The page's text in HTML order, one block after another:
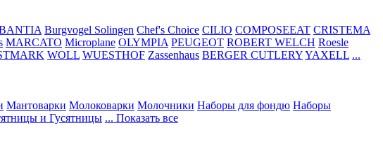
Burgvogel Solingen Chef's Choice CILIO COMPOSEEAT CRISTEMA
MARCATO Microplane OLYMPIA PEUGEOT ROBERT WELCH Roesle
WOLL WUESTHOF Zassenhaus BERGER CUTLERYYAXELL ...
Мантоварки Молоковарки Молочники Наборы для фондю Наборы
и Гусятницы ... Показать все